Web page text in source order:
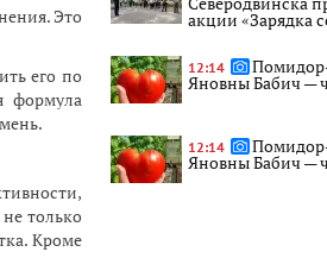
Это
его по
формула
только
Кроме
акции «Зарядка
12:14
Яновны Бабич —
12:14
Яновны Бабич —